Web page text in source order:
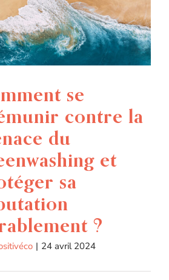
se
contre la
du
et
sa
?
| 24 avril 2024